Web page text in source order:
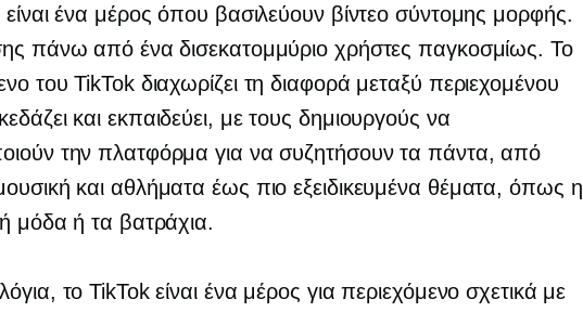
ένα μέρος όπου βασιλεύουν βίντεο σύντομης μορφής.
πάνω από ένα δισεκατομμύριο χρήστες παγκοσμίως. Το
του TikTok διαχωρίζει τη διαφορά μεταξύ περιεχομένου
και εκπαιδεύει, με τους δημιουργούς να
την πλατφόρμα για να συζητήσουν τα πάντα, από
και αθλήματα έως πιο εξειδικευμένα θέματα, όπως η
μόδα ή τα βατράχια.
το TikTok είναι ένα μέρος για περιεχόμενο σχετικά με